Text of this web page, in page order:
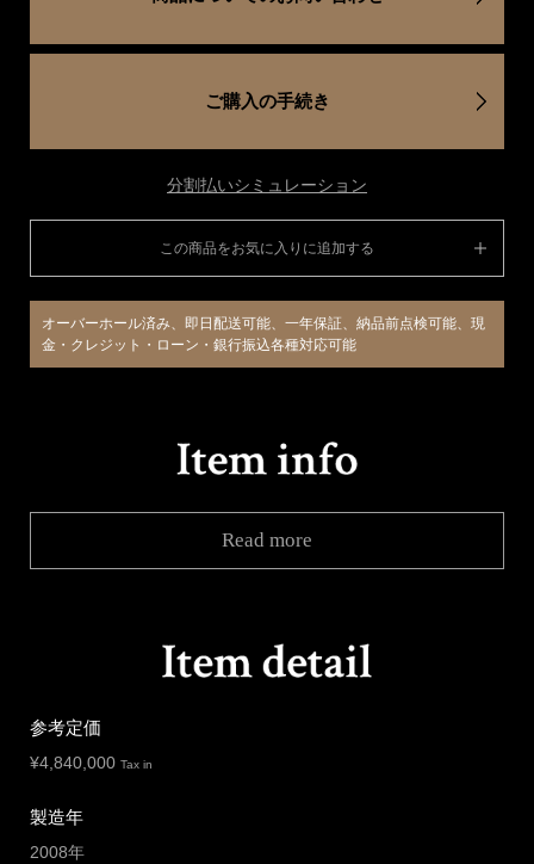
ご購入の手続き
分割払いシミュレーション
この商品をお気に入りに追加する
オーバーホール済み、即日配送可能、一年保証、納品前点検可能、現
金・クレジット・ローン・銀行振込各種対応可能
Read more
参考定価
¥4,840,000 Tax in
製造年
2008年